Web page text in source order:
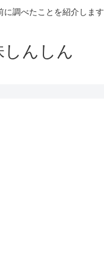
調べたことを紹介します
んしん